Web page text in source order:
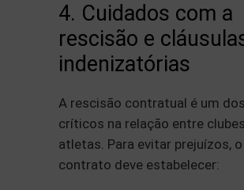
4. Cuidados com a
rescisão e
indenizatórias
A rescisão contratual é um
críticos na relação entre
atletas. Para evitar prejuízos, o
contrato deve estabelecer: